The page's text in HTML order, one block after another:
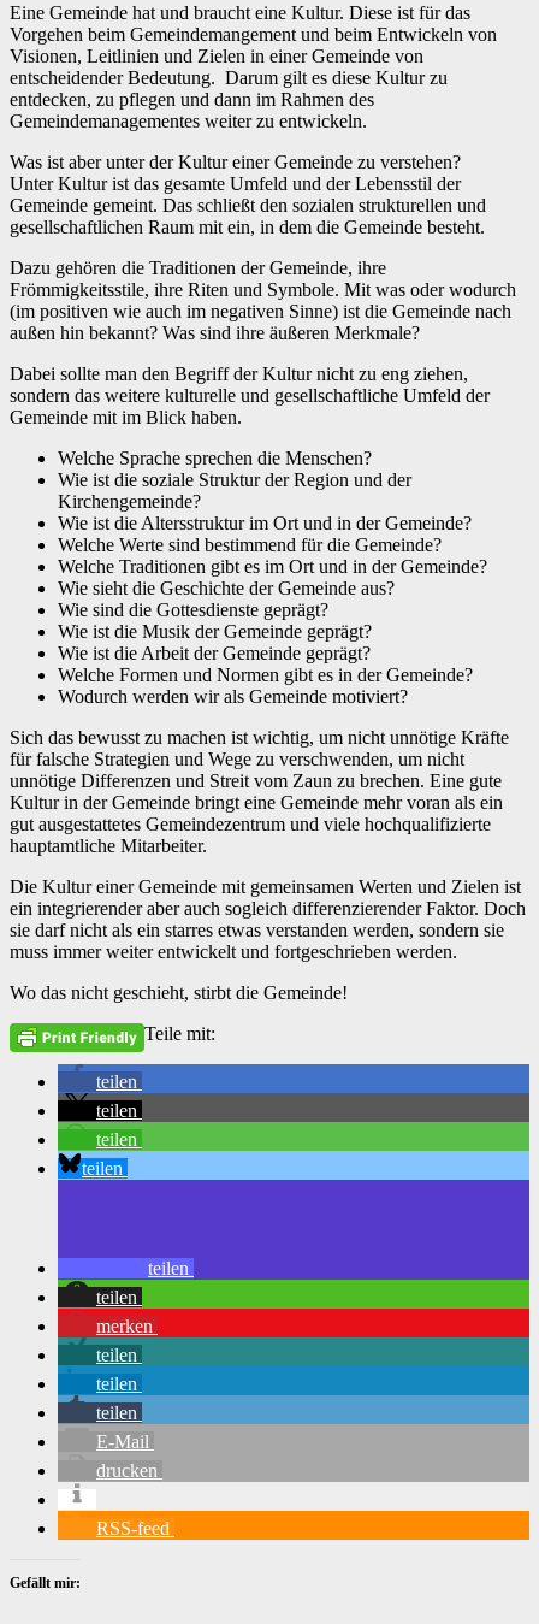
Eine Gemeinde hat und braucht eine Kultur. Diese ist für das
Vorgehen beim Gemeindemangement und beim Entwickeln von
Visionen, Leitlinien und Zielen in einer Gemeinde von
entscheidender Bedeutung. Darum gilt es diese Kultur zu
entdecken, zu pflegen und dann im Rahmen des
Gemeindemanagementes weiter zu entwickeln.
Was ist aber unter der Kultur einer Gemeinde zu verstehen?
Unter Kultur ist das gesamte Umfeld und der Lebensstil der
Gemeinde gemeint. Das schließt den sozialen strukturellen und
gesellschaftlichen Raum mit ein, in dem die Gemeinde besteht.
Dazu gehören die Traditionen der Gemeinde, ihre
Frömmigkeitsstile, ihre Riten und Symbole. Mit was oder wodurch
(im positiven wie auch im negativen Sinne) ist die Gemeinde nach
außen hin bekannt? Was sind ihre äußeren Merkmale?
Dabei sollte man den Begriff der Kultur nicht zu eng ziehen,
sondern das weitere kulturelle und gesellschaftliche Umfeld der
Gemeinde mit im Blick haben.
Welche Sprache sprechen die Menschen?
Wie ist die soziale Struktur der Region und der
Kirchengemeinde?
Wie ist die Altersstruktur im Ort und in der Gemeinde?
Welche Werte sind bestimmend für die Gemeinde?
Welche Traditionen gibt es im Ort und in der Gemeinde?
Wie sieht die Geschichte der Gemeinde aus?
Wie sind die Gottesdienste geprägt?
Wie ist die Musik der Gemeinde geprägt?
Wie ist die Arbeit der Gemeinde geprägt?
Welche Formen und Normen gibt es in der Gemeinde?
Wodurch werden wir als Gemeinde motiviert?
Sich das bewusst zu machen ist wichtig, um nicht unnötige Kräfte
für falsche Strategien und Wege zu verschwenden, um nicht
unnötige Differenzen und Streit vom Zaun zu brechen. Eine gute
Kultur in der Gemeinde bringt eine Gemeinde mehr voran als ein
gut ausgestattetes Gemeindezentrum und viele hochqualifizierte
hauptamtliche Mitarbeiter.
Die Kultur einer Gemeinde mit gemeinsamen Werten und Zielen ist
ein integrierender aber auch sogleich differenzierender Faktor. Doch
sie darf nicht als ein starres etwas verstanden werden, sondern sie
muss immer weiter entwickelt und fortgeschrieben werden.
Wo das nicht geschieht, stirbt die Gemeinde!
Teile mit:
teilen
teilen
teilen
teilen
teilen
teilen
merken
teilen
teilen
teilen
E-Mail
drucken
RSS-feed
Gefällt mir: